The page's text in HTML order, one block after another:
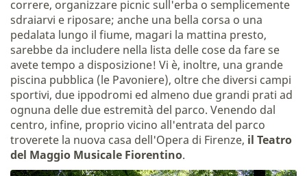
correre, organizzare picnic sull'erba o semplicemente
sdraiarvi e riposare; anche una bella corsa o una
pedalata lungo il fiume, magari la mattina presto,
sarebbe da includere nella lista delle cose da fare se
avete tempo a disposizione! Vi è, inoltre, una grande
piscina pubblica (le Pavoniere), oltre che diversi campi
sportivi, due ippodromi ed almeno due grandi prati ad
ognuna delle due estremità del parco. Venendo dal
centro, infine, proprio vicino all'entrata del parco
troverete la nuova casa dell'Opera di Firenze, il Teatro
del Maggio Musicale Fiorentino.